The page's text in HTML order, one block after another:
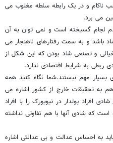
ناکام و در یک رابطه سلطه مغلوب می
می برد.
لجام گسیخته است و نمی توان به آن
باشد و به سمت رفتارهای ناهنجار می
و تصنعی شاد بودن که این شکل از
ربطی به شرایط اقتصادی ندارد.
مهم نیستند.شما نگاه کنید همه
به تحقیقات خارج از کشور اشاره می
افراد پولدار در نیویورک را با افراد
است که شادی آنها با هم تفاوتی نداشته
به احساس عدالت و بی عدالتی اشاره